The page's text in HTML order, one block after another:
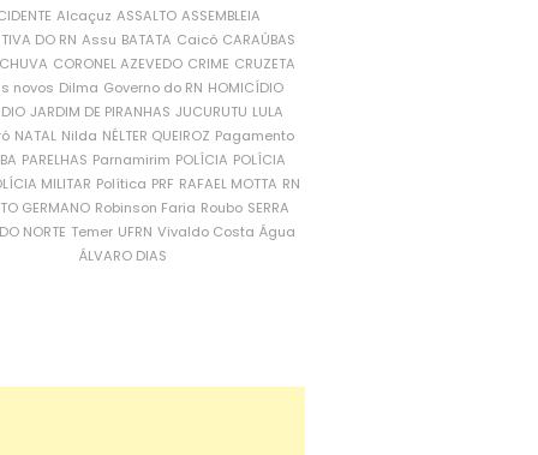
Alcaçuz ASSALTO ASSEMBLEIA
DO RN Assu BATATA Caicó CARAÚBAS
CORONEL AZEVEDO CRIME CRUZETA
novos Dilma Governo do RN HOMICÍDIO
JARDIM DE PIRANHAS JUCURUTU LULA
NATAL Nilda NÉLTER QUEIROZ Pagamento
PARELHAS Parnamirim POLÍCIA POLÍCIA
MILITAR Política PRF RAFAEL MOTTA RN
GERMANO Robinson Faria Roubo SERRA
NORTE Temer UFRN Vivaldo Costa Água
ÁLVARO DIAS